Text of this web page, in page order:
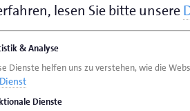
lesen Sie bitte unsere
& Analyse
Dienste helfen uns zu verstehen, wie die
Dienst
Dienste